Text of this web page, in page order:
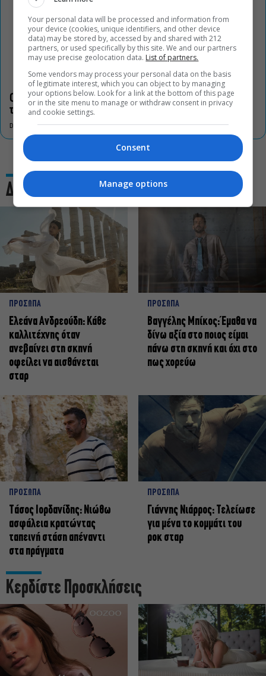
Οι «Τρωάδες» στην Επίδαυρο αλλάζουν την αντίληψη για
τον πολιτισμό
DON'T MISS
Δες και αυτό
ΠΡΟΣΩΠΑ
Ελεάνα Ανδρεούδη: Κάθε
καλλιτέχνης όταν
ανεβαίνει στη σκηνή
οφείλει να αισθάνεται
σταρ
ΠΡΟΣΩΠΑ
Βαγγέλης Μπίκος: Έμαθα να
δίνω αξία στο ποιος είμαι
πάνω στη σκηνή και όχι στο
πως χορεύω
ΠΡΟΣΩΠΑ
Tάσος Ιορδανίδης: Νιώθω
ασφάλεια κρατώντας
ταπεινή στάση απέναντι
στα πράγματα
ΠΡΟΣΩΠΑ
Γιάννης Νιάρρος: Τελείωσε
για μένα το κομμάτι του
ροκ σταρ
Κερδίστε Προσκλήσεις
Your personal data will be processed and information from
your device (cookies, unique identifiers, and other device
data) may be stored by, accessed by and shared with 212
partners, or used specifically by this site. We and our partners
may use precise geolocation data. List of partners.
Some vendors may process your personal data on the basis
of legitimate interest, which you can object to by managing
your options below. Look for a link at the bottom of this page
or in the site menu to manage or withdraw consent in privacy
and cookie settings.
Consent
Manage options